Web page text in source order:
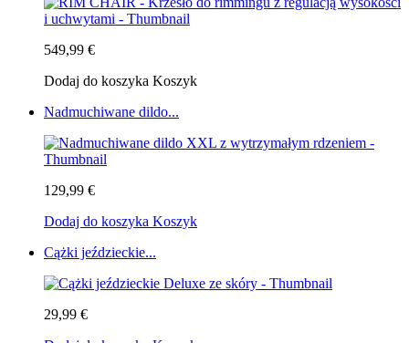
549,99 €
Dodaj do koszyka Koszyk
Nadmuchiwane dildo...
129,99 €
Dodaj do koszyka Koszyk
Cążki jeździeckie...
29,99 €